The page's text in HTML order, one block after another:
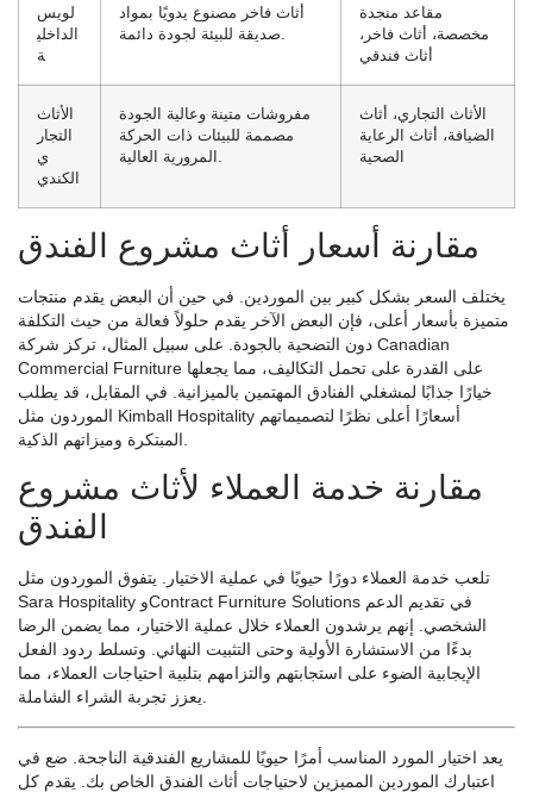
لويس
الداخلي
ة
أثاث فاخر مصنوع يدويًا بمواد
مقاعد منجدة
مخصصة، أثاث فاخر،
أثاث فندقي
الأثاث
التجار
ي
الكندي
مفروشات متينة وعالية الجودة
مصممة للبيئات ذات الحركة
الأثاث التجاري، أثاث
الضيافة، أثاث الرعاية
الصحية
مقارنة أسعار أثاث مشروع الفندق
يختلف السعر بشكل كبير بين الموردين. في حين أن البعض يقدم منتجات
متميزة بأسعار أعلى، فإن البعض الآخر يقدم حلولاً فعالة من حيث التكلفة
دون التضحية بالجودة. على سبيل المثال، تركز شركة Canadian
Commercial Furniture على القدرة على تحمل التكاليف، مما يجعلها
خيارًا جذابًا لمشغلي الفنادق المهتمين بالميزانية. في المقابل، قد يطلب
الموردون مثل Kimball Hospitality أسعارًا أعلى نظرًا لتصميماتهم
مقارنة خدمة العملاء لأثاث مشروع
الفندق
تلعب خدمة العملاء دورًا حيويًا في عملية الاختيار. يتفوق الموردون مثل
Sara Hospitality وContract Furniture Solutions في تقديم الدعم
الشخصي. إنهم يرشدون العملاء خلال عملية الاختيار، مما يضمن الرضا
بدءًا من الاستشارة الأولية وحتى التثبيت النهائي. وتسلط ردود الفعل
الإيجابية الضوء على استجابتهم والتزامهم بتلبية احتياجات العملاء، مما
يعد اختيار المورد المناسب أمرًا حيويًا للمشاريع الفندقية الناجحة. ضع في
اعتبارك الموردين المميزين لاحتياجات أثاث الفندق الخاص بك. يقدم كل